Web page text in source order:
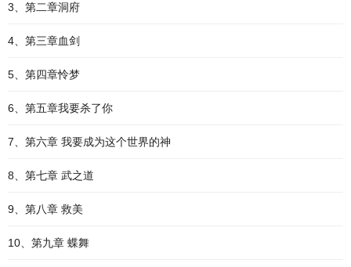
3、第二章洞府
4、第三章血剑
5、第四章怜梦
6、第五章我要杀了你
7、第六章 我要成为这个世界的神
8、第七章 武之道
9、第八章 救美
10、第九章 蝶舞